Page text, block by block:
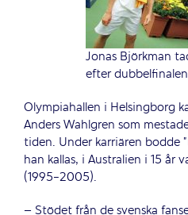
Jonas Björkman
efter
Olympiahallen i Helsingborg
Anders Wahlgren som
tiden. Under karriären bodde
han kallas, i Australien i 15 år
(1995-2005).
– Stödet från de svenska